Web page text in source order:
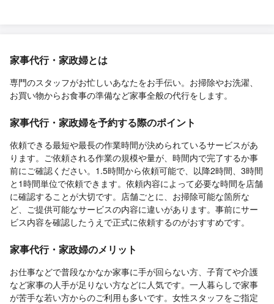
家事代行・家政婦とは
専門のスタッフがお忙しいあなたをお手伝い。お掃除やお洗濯、
お買い物からお食事の準備など家事全般の代行をします。
家事代行・家政婦を予約する際のポイント
依頼できる最短や最長の作業時間が決められているサービスがあ
ります。ご依頼される作業の規模や量が、時間内で完了するか事
前にご確認ください。1.5時間から依頼可能で、以降2時間、3時間
と1時間単位で依頼できます。依頼内容によって必要な時間を店舗
に確認することが大切です。店舗ごとに、お掃除可能な箇所な
ど、ご提供可能なサービスの内容に違いがあります。事前にサー
ビス内容を確認したうえで正式に依頼するのがおすすめです。
家事代行・家政婦のメリット
お仕事などで普段なかなか家事に手が回らない方、子育てや介護
など家事の人手が足りない方などに人気です。一人暮らしで家事
が苦手な若い方からのご利用も多いです。女性スタッフをご指定